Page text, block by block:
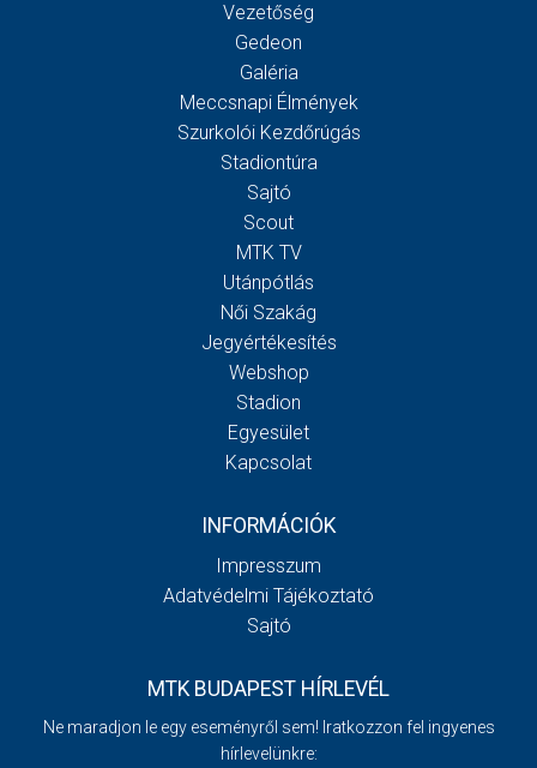
Vezetőség
Gedeon
Galéria
Meccsnapi Élmények
Szurkolói Kezdőrúgás
Stadiontúra
Sajtó
Scout
MTK TV
Utánpótlás
Női Szakág
Jegyértékesítés
Webshop
Stadion
Egyesület
Kapcsolat
INFORMÁCIÓK
Impresszum
Adatvédelmi Tájékoztató
Sajtó
MTK BUDAPEST HÍRLEVÉL
Ne maradjon le egy eseményről sem! Iratkozzon fel ingyenes
hírlevelünkre: